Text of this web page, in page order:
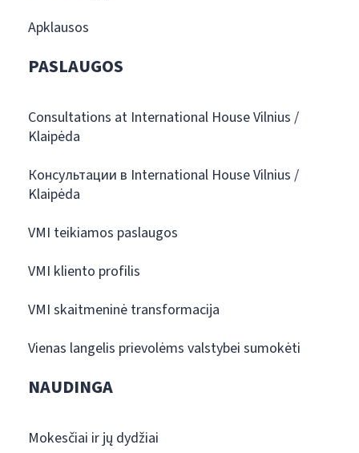
Apklausos
PASLAUGOS
Consultations at International House Vilnius /
Klaipėda
Консультации в International House Vilnius /
Klaipėda
VMI teikiamos paslaugos
VMI kliento profilis
VMI skaitmeninė transformacija
Vienas langelis prievolėms valstybei sumokėti
NAUDINGA
Mokesčiai ir jų dydžiai